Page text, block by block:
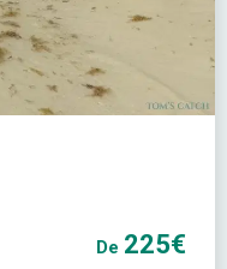
De 225€